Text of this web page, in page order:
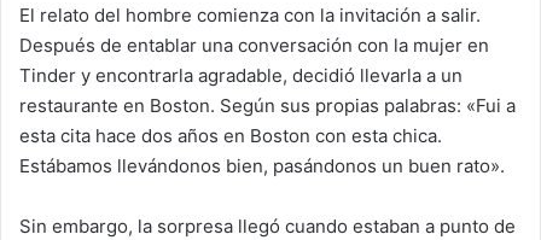
El relato del hombre comienza con la invitación a salir.
Después de entablar una conversación con la mujer en
Tinder y encontrarla agradable, decidió llevarla a un
restaurante en Boston. Según sus propias palabras: «Fui a
esta cita hace dos años en Boston con esta chica.
Estábamos llevándonos bien, pasándonos un buen rato».
Sin embargo, la sorpresa llegó cuando estaban a punto de